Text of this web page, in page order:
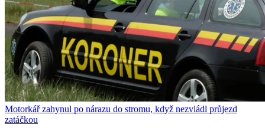
Motorkář zahynul po nárazu do stromu, když nezvládl průjezd
zatáčkou